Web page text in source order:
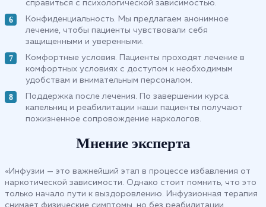
справиться с психологической зависимостью.
Конфиденциальность. Мы предлагаем анонимное
лечение, чтобы пациенты чувствовали себя
защищенными и уверенными.
Комфортные условия. Пациенты проходят лечение в
комфортных условиях с доступом к необходимым
удобствам и внимательным персоналом.
Поддержка после лечения. По завершении курса
капельниц и реабилитации наши пациенты получают
пожизненное сопровождение наркологов.
Мнение эксперта
«Инфузии — это важнейший этап в процессе избавления от
наркотической зависимости. Однако стоит помнить, что это
только начало пути к выздоровлению. Инфузионная терапия
снимает физические симптомы, но без реабилитации